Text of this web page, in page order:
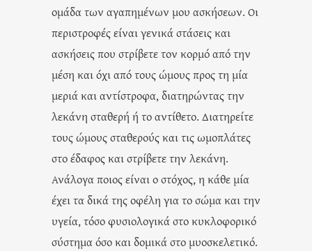
ομάδα των αγαπημένων μου ασκήσεων. Οι
περιστροφές είναι γενικά στάσεις και
ασκήσεις που στρίβετε τον κορμό από την
μέση και όχι από τους ώμους προς τη μία
μεριά και αντίστροφα, διατηρώντας την
λεκάνη σταθερή ή το αντίθετο. Διατηρείτε
τους ώμους σταθερούς και τις ωμοπλάτες
στο έδαφος και στρίβετε την λεκάνη.
Ανάλογα ποιος είναι ο στόχος, η κάθε μία
έχει τα δικά της οφέλη για το σώμα και την
υγεία, τόσο φυσιολογικά στο κυκλοφορικό
σύστημα όσο και δομικά στο μυοσκελετικό.